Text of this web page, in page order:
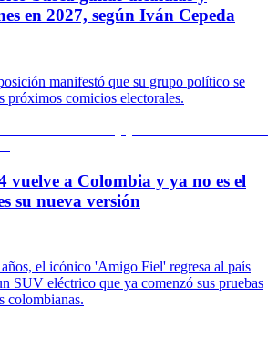
en 2027, según Iván Cepeda
manifestó que su grupo político se
próximos comicios electorales.
vuelve a Colombia y ya no es el
su nueva versión
el icónico 'Amigo Fiel' regresa al país
SUV eléctrico que ya comenzó sus pruebas
colombianas.